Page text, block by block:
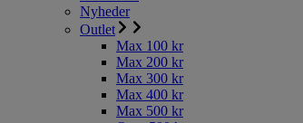
Nyheder
Outlet
Max 100 kr
Max 200 kr
Max 300 kr
Max 400 kr
Max 500 kr